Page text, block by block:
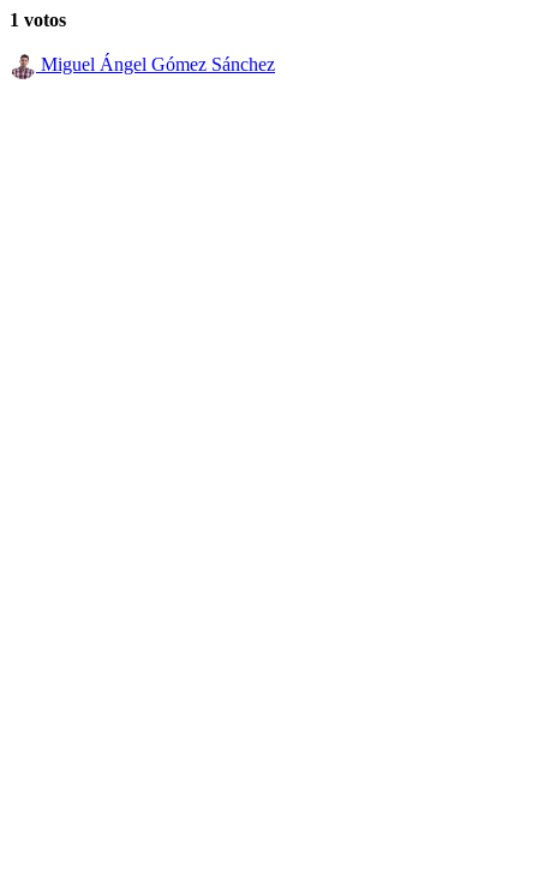
1 votos
Miguel Ángel Gómez Sánchez